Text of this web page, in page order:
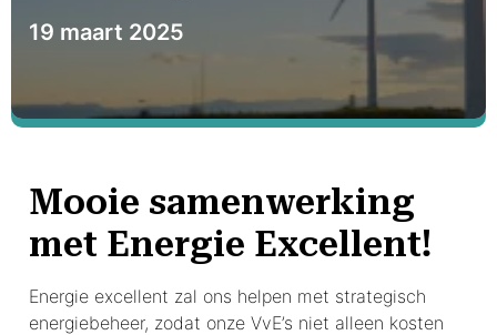
19 maart 2025
Mooie samenwerking
met Energie Excellent!
Energie excellent zal ons helpen met strategisch
energiebeheer, zodat onze VvE’s niet alleen kosten